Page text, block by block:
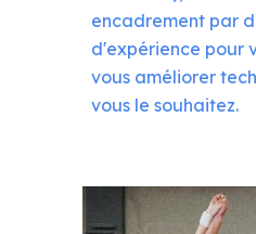
encadrement par
d'expérience pour
vous améliorer
vous le souhaitez.